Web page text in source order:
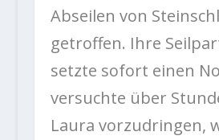
Abseilen von
getroffen. Ihre
setzte sofort einen
versuchte über
Laura vorzudringen,